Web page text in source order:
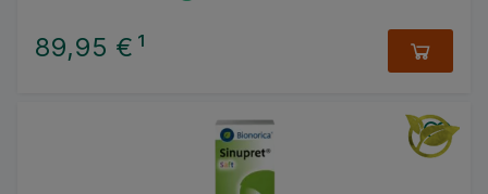
89,95 € ¹